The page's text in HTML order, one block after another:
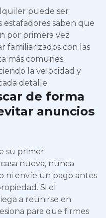
puede ser
estafadores saben que
por primera vez
familiarizados con las
más comunes.
la velocidad y
detalle.
de forma
anuncios
su primer
nueva, nunca
ni envíe un pago antes
Si el
a reunirse en
para que firmes